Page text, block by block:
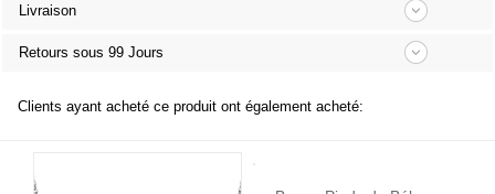
Livraison
Retours sous 99 Jours
Clients ayant acheté ce produit ont également acheté: